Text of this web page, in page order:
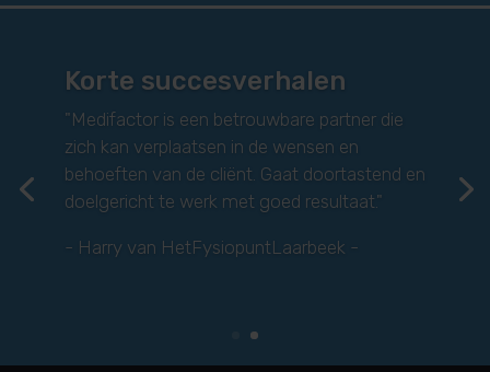
Korte succesverhalen
"Medifactor is een bedrijf dat echt uitblinkt
door hun brede scala aan kennis en expertise.
Ze hanteren doelgerichte strategieën en
bieden duidelijke sturing op visie, wat zorgt